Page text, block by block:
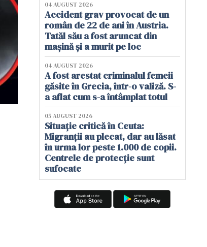
04 AUGUST 2026
Accident grav provocat de un
român de 22 de ani în Austria.
Tatăl său a fost aruncat din
mașină și a murit pe loc
04 AUGUST 2026
A fost arestat criminalul femeii
găsite în Grecia, într-o valiză. S-
a aflat cum s-a întâmplat totul
05 AUGUST 2026
Situație critică în Ceuta:
Migranții au plecat, dar au lăsat
în urma lor peste 1.000 de copii.
Centrele de protecție sunt
sufocate